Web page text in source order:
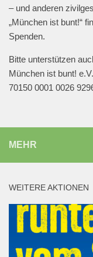
– und anderen
„München ist bunt!“
Spenden.
Bitte unterstützen
München ist bunt!
70150 0001 0026
MEHR
WEITERE AKTIONEN